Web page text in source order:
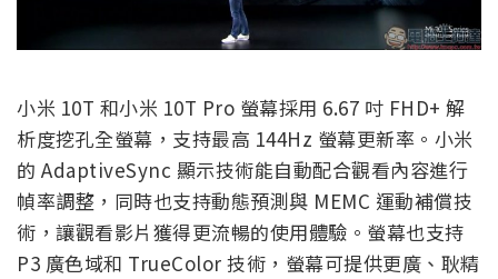
小米 10T 和小米 10T Pro 螢幕採用 6.67 吋 FHD+ 解
析度挖孔全螢幕，支持最高 144Hz 螢幕更新率。小米
的 AdaptiveSync 顯示技術能自動配合觀看內容進行
幀率調整，同時也支持動態預測與 MEMC 運動補償技
術，讓觀看影片獲得更流暢的使用體驗。螢幕也支持
P3 廣色域和 TrueColor 技術，螢幕可提供更廣、耿精